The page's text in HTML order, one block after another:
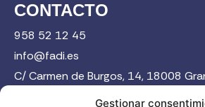
Gestionar
CONTACTO
958 52 12 45
info@fadi.es
C/ Carmen de Burgos, 14, 18008